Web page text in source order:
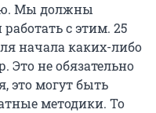
Мы должны
с этим. 25
начала каких-либо
Это не обязательно
это могут быть
методики. То